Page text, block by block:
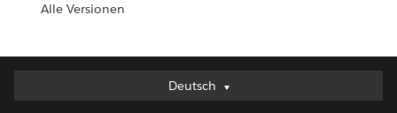
Alle Versionen
Deutsch
Deutsch